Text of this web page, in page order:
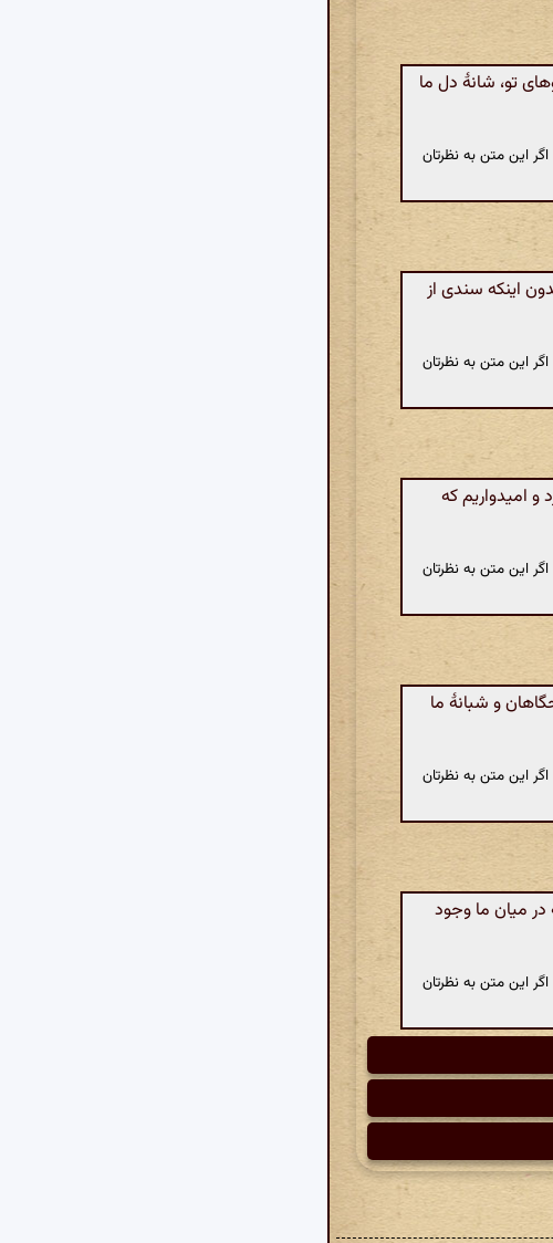
تو، شانهٔ دل ما
این متن به نظرتان
اینکه سندی از
این متن به نظرتان
امیدواریم که
این متن به نظرتان
و شبانهٔ ما
این متن به نظرتان
میان ما وجود
این متن به نظرتان